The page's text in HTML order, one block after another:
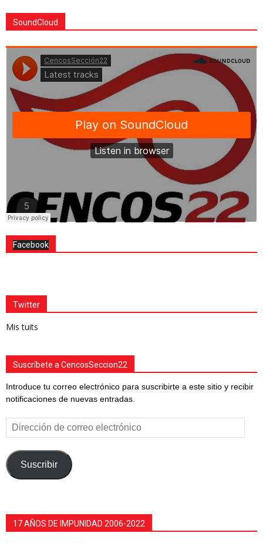
SoundCloud
Facebook
Twitter
Mis tuits
Suscríbete a CencosSeccion22
Introduce tu correo electrónico para suscribirte a este sitio y recibir
notificaciones de nuevas entradas.
Dirección
de
electrónico
Suscribir
17 AÑOS DE IMPUNIDAD 2006-2022